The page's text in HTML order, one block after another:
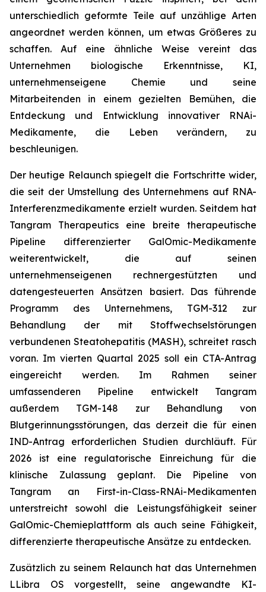
unterschiedlich geformte Teile auf unzählige Arten
angeordnet werden können, um etwas Größeres zu
schaffen. Auf eine ähnliche Weise vereint das
Unternehmen biologische Erkenntnisse, KI,
unternehmenseigene Chemie und seine
Mitarbeitenden in einem gezielten Bemühen, die
Entdeckung und Entwicklung innovativer RNAi-
Medikamente, die Leben verändern, zu
beschleunigen.
Der heutige Relaunch spiegelt die Fortschritte wider,
die seit der Umstellung des Unternehmens auf RNA-
Interferenzmedikamente erzielt wurden. Seitdem hat
Tangram Therapeutics eine breite therapeutische
Pipeline differenzierter GalOmic-Medikamente
weiterentwickelt, die auf seinen
unternehmenseigenen rechnergestützten und
datengesteuerten Ansätzen basiert. Das führende
Programm des Unternehmens, TGM-312 zur
Behandlung der mit Stoffwechselstörungen
verbundenen Steatohepatitis (MASH), schreitet rasch
voran. Im vierten Quartal 2025 soll ein CTA-Antrag
eingereicht werden. Im Rahmen seiner
umfassenderen Pipeline entwickelt Tangram
außerdem TGM-148 zur Behandlung von
Blutgerinnungsstörungen, das derzeit die für einen
IND-Antrag erforderlichen Studien durchläuft. Für
2026 ist eine regulatorische Einreichung für die
klinische Zulassung geplant. Die Pipeline von
Tangram an First-in-Class-RNAi-Medikamenten
unterstreicht sowohl die Leistungsfähigkeit seiner
GalOmic-Chemieplattform als auch seine Fähigkeit,
differenzierte therapeutische Ansätze zu entdecken.
Zusätzlich zu seinem Relaunch hat das Unternehmen
LLibra OS vorgestellt, seine angewandte KI-